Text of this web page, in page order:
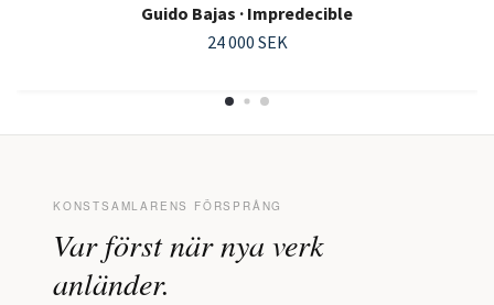
Guido Bajas · Impredecible
24 000 SEK
KONSTSAMLARENS FÖRSPRÅNG
Var först när nya verk
anländer.